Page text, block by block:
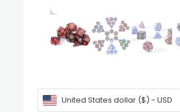
United States dollar ($) - USD